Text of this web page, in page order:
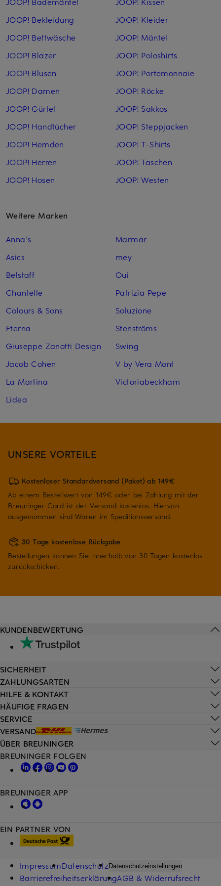
JOOP! Bekleidung
JOOP! Bettwäsche
JOOP! Blazer
JOOP! Blusen
JOOP! Damen
JOOP! Gürtel
JOOP! Handtücher
JOOP! Hemden
JOOP! Herren
JOOP! Hosen
JOOP! Kleider
JOOP! Mäntel
JOOP! Poloshirts
JOOP! Portemonnaie
JOOP! Röcke
JOOP! Sakkos
JOOP! Steppjacken
JOOP! T-Shirts
JOOP! Taschen
JOOP! Westen
Weitere Marken
Anna's
Asics
Belstaff
Chantelle
Colours & Sons
Eterna
Giuseppe Zanotti Design
Jacob Cohen
La Martina
Lidea
Marmar
mey
Oui
Patrizia Pepe
Soluzione
Stenströms
Swing
V by Vera Mont
Victoriabeckham
UNSERE VORTEILE
Kostenloser Standardversand (Paket) ab 149€
Ab einem Bestellwert von 149€ oder bei Zahlung mit der
Breuninger Card ist der Versand kostenlos. Hiervon
ausgenommen sind Waren im Speditionsversand.
30 Tage kostenlose Rückgabe
Bestellungen können Sie innerhalb von 30 Tagen kostenlos
zurückschicken.
HILFE & KONTAKT
HÄUFIGE FRAGEN
SERVICE
VERSAND
KUNDENBEWERTUNG
SICHERHEIT
ZAHLUNGSARTEN
ÜBER BREUNINGER
EIN PARTNER VON
BREUNINGER FOLGEN
BREUNINGER APP
ImpressumDatenschutzDatenschutzeinstellungen
BarrierefreiheitserklärungAGB & Widerrufsrecht